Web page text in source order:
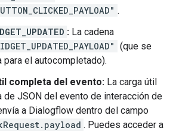
.
: La cadena
(que se
para el autocompletado).
completa del evento: La carga útil
de JSON del evento de interacción de
a Dialogflow dentro del campo
. Puedes acceder a